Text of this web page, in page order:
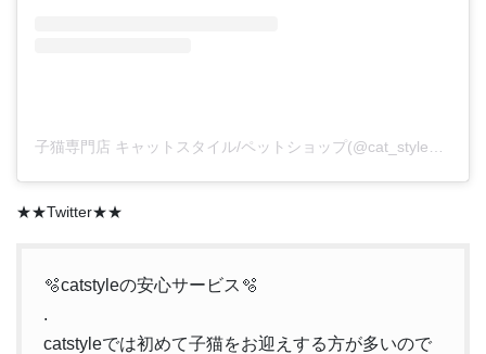
子猫専門店 キャットスタイル/ペットショップ(@cat_style_2021)がシェアした投稿
★★Twitter★★
🫧catstyleの安心サービス🫧
.
catstyleでは初めて子猫をお迎えする方が多いので